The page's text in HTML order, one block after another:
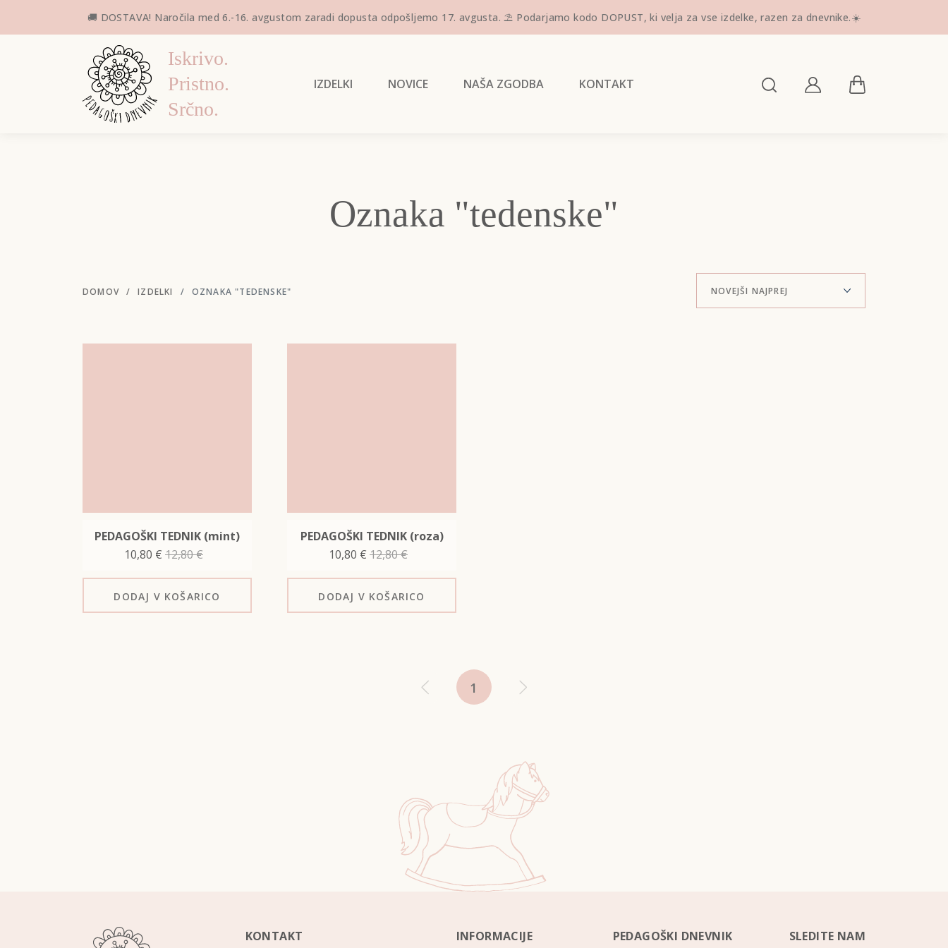
🚚 DOSTAVA! Naročila med 6.-16. avgustom zaradi dopusta odpošljemo 17. avgusta. ⛱️ Podarjamo kodo DOPUST, ki velja za vse izdelke, razen za dnevnike.☀️
Iskrivo.
Pristno.
Srčno.
IZDELKI NOVICE NAŠA ZGODBA KONTAKT
Oznaka "tedenske"
DOMOV IZDELKI OZNAKA "TEDENSKE"
PEDAGOŠKI TEDNIK (mint)
10,80 € 12,80€
DODAJ V KOŠARICO
PEDAGOŠKI TEDNIK (roza)
10,80 € 12,80€
DODAJ V KOŠARICO
1
KONTAKT INFORMACIJE PEDAGOŠKI DNEVNIK SLEDITE NAM